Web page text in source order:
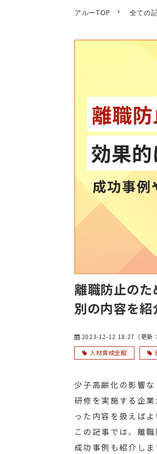
アルーTOP 全ての
離職防止の
別の内容を紹
2023-12-12 18:27 （更新：
人材育成全般
少子高齢化の影響
研修を実施する企
った内容を扱えば
この記事では、離
成功事例も紹介し